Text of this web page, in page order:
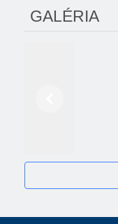
GALÉRIA